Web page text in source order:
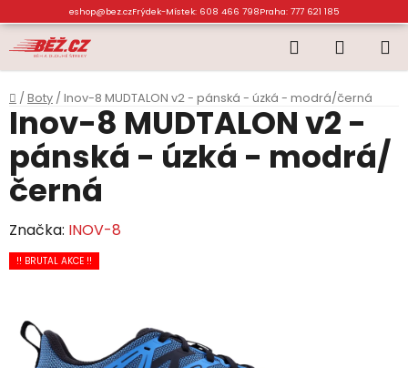
na
obsah
eshop@bez.czFrýdek-Místek: 608 466 798Praha: 777 621 185
Hledat
KOŠÍK
Domů
/ Boty / Inov-8 MUDTALON v2 - pánská - úzká - modrá/černá
Inov-8 MUDTALON v2 -
pánská - úzká - modrá/
černá
Značka: INOV-8
!! BRUTAL AKCE !!